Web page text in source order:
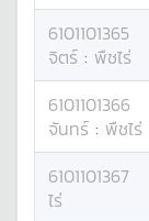
6101101365
จิตร์ : พืชไร่
6101101366
จันทร์ : พืชไร่
6101101367
ไร่